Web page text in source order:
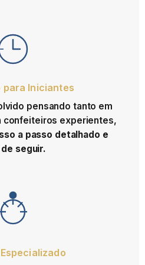
para Iniciantes
pensando tanto em
confeiteiros experientes,
a passo detalhado e
seguir.